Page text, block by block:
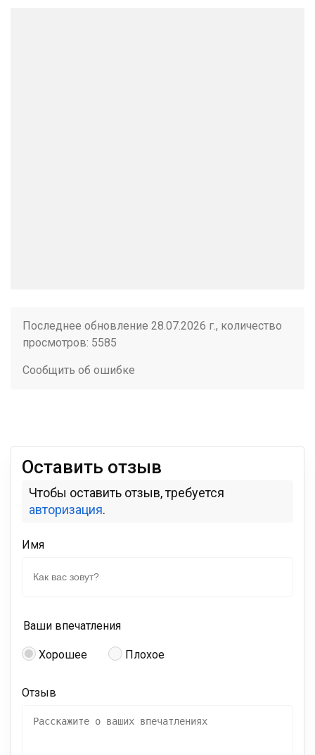
Последнее обновление 28.07.2026 г., количество
просмотров: 5585
Сообщить об ошибке
Оставить отзыв
Чтобы оставить отзыв, требуется
авторизация.
Имя
Ваши впечатления
Хорошее Плохое
Отзыв